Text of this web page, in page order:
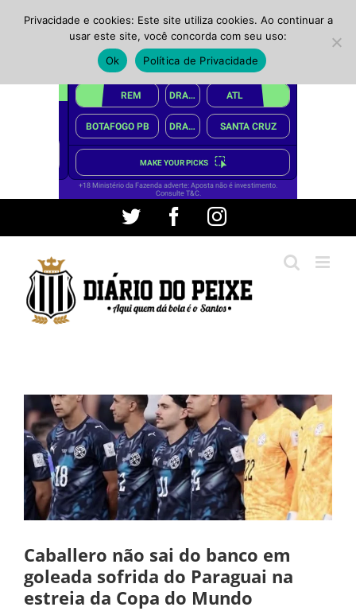
conteúdo
Twitter FacebookInstagram
Caballero não sai do banco em
goleada sofrida do Paraguai na
estreia da Copa do Mundo
Privacidade e cookies: Este site utiliza cookies. Ao continuar a
usar este site, você concorda com seu uso:
Ok
Política de Privacidade